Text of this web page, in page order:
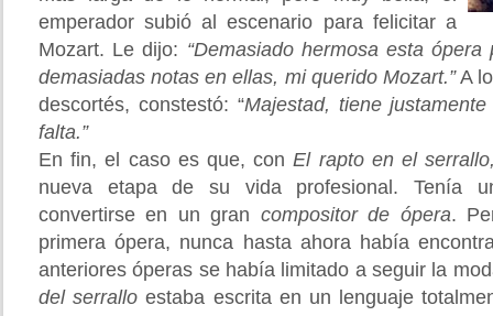
emperador subió al escenario para felicitar a
Mozart. Le dijo: “Demasiado hermosa esta
demasiadas notas en ellas, mi querido Mozart.”A
descortés, constestó: “Majestad, tiene
falta.”
En fin, el caso es que, conEl rapto en el
nueva etapa de su vida profesional. Tenía
convertirse en un gran compositor de ópera.
primera ópera, nunca hasta ahora había
anteriores óperas se había limitado a seguir la
del serralloestaba escrita en un lenguaje